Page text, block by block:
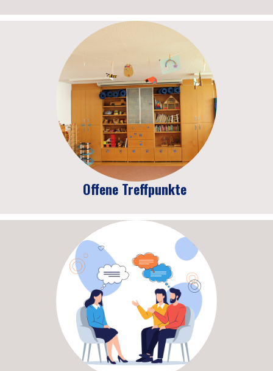
Offene Treffpunkte